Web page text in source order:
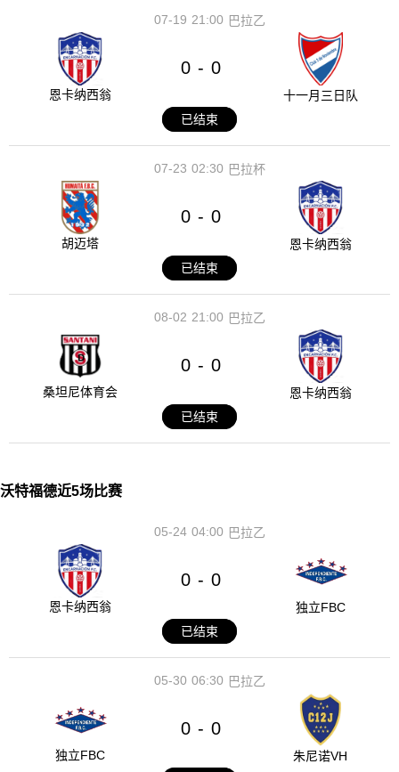
21:00
07-19 巴拉乙
恩卡纳西翁
0 - 0
十一月三日队
已结束
02:30
07-23 巴拉杯
胡迈塔
0 - 0
恩卡纳西翁
已结束
21:00
08-02 巴拉乙
桑坦尼体育会
0 - 0
恩卡纳西翁
已结束
沃特福德近5场比赛
04:00
05-24 巴拉乙
恩卡纳西翁
0 - 0
独立FBC
已结束
06:30
05-30 巴拉乙
独立FBC
0 - 0
朱尼诺VH